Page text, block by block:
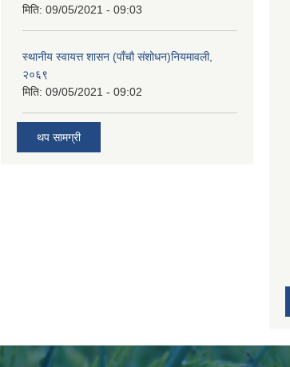
मिति: 09/05/2021 - 09:03
स्थानीय स्वायत्त शासन (पाँचौ संशोधन)नियमावली,
२०६९
मिति: 09/05/2021 - 09:02
थप सामग्री